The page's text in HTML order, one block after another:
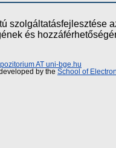
szolgáltatásfejlesztése
és
AT uni-bge.hu
by the School of